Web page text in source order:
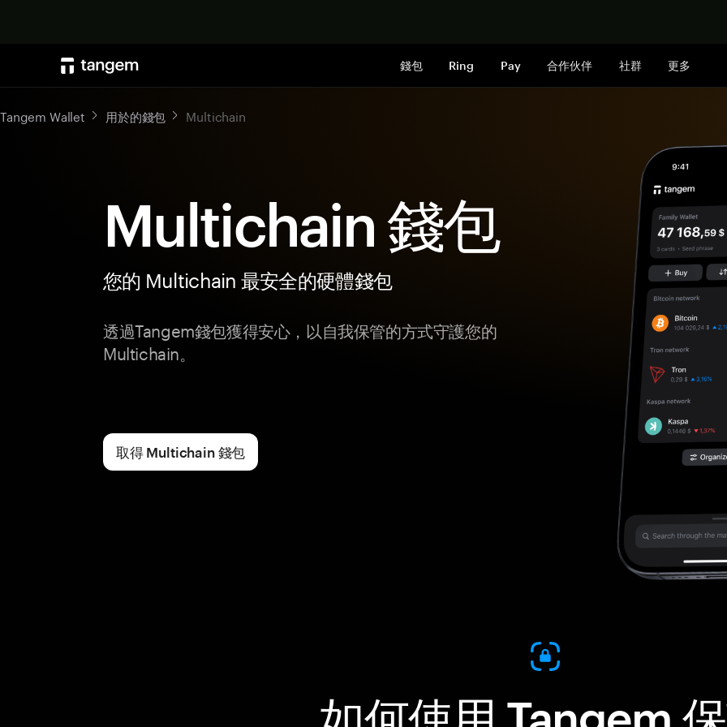
錢包 Ring Pay 合作伙伴 社群 更多
Tangem Wallet 用於的錢包 Multichain
Multichain 錢包
您的 Multichain 最安全的硬體錢包
透過Tangem錢包獲得安心，以自我保管的方式守護您的
Multichain。
取得 Multichain 錢包